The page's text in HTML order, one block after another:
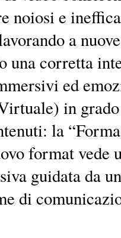
noiosi e
a
una corretta
ed
in
la
format vede
guidata da
di